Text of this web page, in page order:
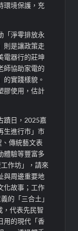
環境保護，充
「淨零排放永
則是讓政策走
電器行的莊坤
師協助家電的
實踐樣貌。
膠使用，估計
蹟日， 2025嘉
生進行市」市
、傳統藝文表
體驗等豐富多
工作坊」，請來
與周邊重要地
化故事；工作
的「三合土」
，代表先民智
用的現代「香